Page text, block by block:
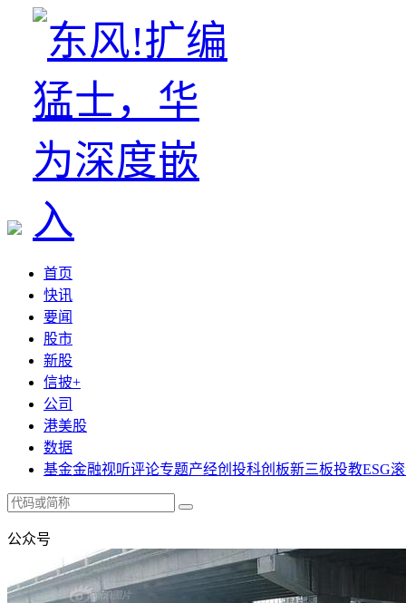
首页
快讯
要闻
股市
新股
信披+
公司
港美股
数据
基金金融视听评论专题产经创投科创板新三板投教ESG
公众号